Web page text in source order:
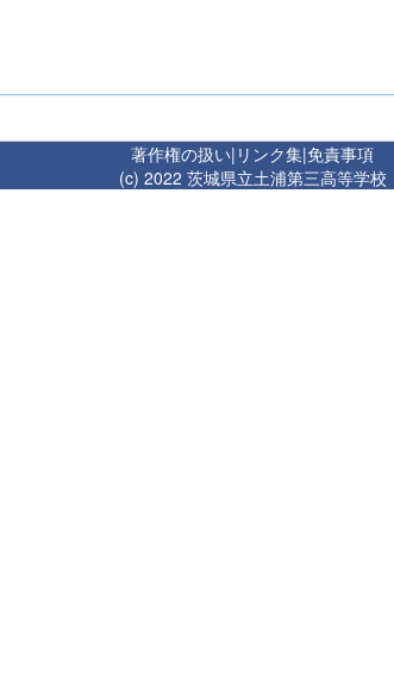
著作権の扱い| リンク集|免責事項
(c) 2022 茨城県立土浦第三高等学校